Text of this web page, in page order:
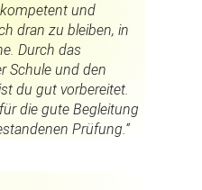
und
dran zu bleiben, in
Durch das
Schule und den
du gut vorbereitet.
die gute Begleitung
Prüfung.“